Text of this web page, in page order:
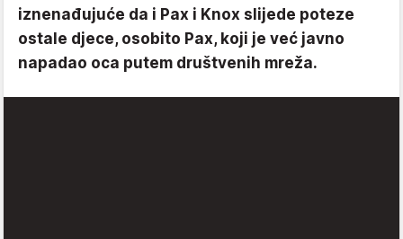
iznenađujuće da i Pax i Knox slijede poteze
ostale djece, osobito Pax, koji je već javno
napadao oca putem društvenih mreža.